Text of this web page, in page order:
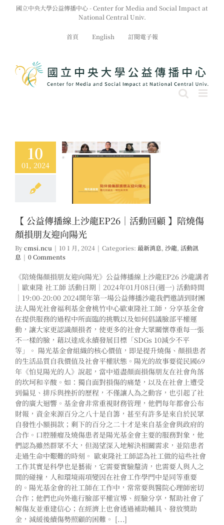
國立中央大學公益傳播中心 - Center for Media and Social Impact at
National Central Univ.
首頁 English 訂閱電子報
10
01, 2024
線上沙龍EP26
迎向陽光
【 公益傳播線上沙龍EP26｜活動回顧 】陪燒傷
顏損朋友迎向陽光
Bycmsi.ncu | 10 1 月, 2024 | Categories: 最新消息, 沙龍, 活動訊
息 | 0 Comments
《陪燒傷顏損朋友迎向陽光》公益傳播線上沙龍EP26 沙龍講者
｜歐東隆 社工師 活動日期｜2024年01月08日(週一) 活動時間
｜19:00-20:00 2024開年第一場公益傳播沙龍我們邀請到財團
法人陽光社會福利基金會桃竹中心歐東隆社工師，分享基金會
在提供服務的過程中所面臨的挑戰以及如何倡議臉部平權運
動，讓大家更認識顏損者，使更多的社會大眾關懷尊重每一張
不一樣的臉，藉以達成永續發展目標「SDGs 10減少不平
等」。 陽光基金會組織的核心價值，即是提升燒傷、顏損患者
的生活品質自我價值及社會平權狀態。陽光的故事要從民國69
年《怕見陽光的人》說起，當中道盡顏面損傷朋友在社會角落
的坎坷和辛酸。如：獨自面對損傷的痛楚，以及在社會上遭受
到偏見、排斥與挫折的歷程，不僅讓人為之動容，也引起了社
會的廣大迴響。基金會非常重視財務管理，他們每年都會公布
財報，資金來源百分之八十是自籌，甚至有許多是來自於民眾
自發性小額捐款；剩下的百分之二十才是來自基金會與政府的
合作。口腔腫瘤及燒傷患者是陽光基金會主要的服務對象，他
們認為雖然群眾不大，但渴望深入地解決相關需求，並陪患者
走過生命中艱難的時刻。 歐東隆社工師認為社工做的這些社會
工作其實是科學也是藝術，它需要實驗釐清，也需要人與人之
間的碰撞，人和環境兩項變因在社會工作學門中是同等重要
的。陽光基金會的社工師在工作中，常常要與醫院心理師密切
合作；他們也向外進行臉部平權宣導、經驗分享，幫助社會了
解傷友並重建信心；在經濟上也會透過補助輔具、發放獎助
金，減緩後續傷勢照顧的困難。 [...]